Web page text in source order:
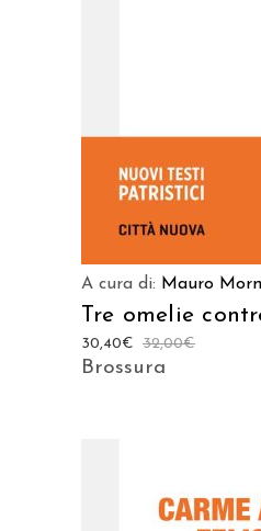
A cura di: Mauro
Tre omelie
32,00€
30,40€
Brossura